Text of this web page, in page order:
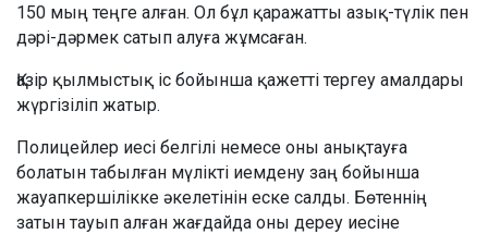
150 мың теңге алған. Ол бұл қаражатты азық-түлік пен
дәрі-дәрмек сатып алуға жұмсаған.
Қазір қылмыстық іс бойынша қажетті тергеу амалдары
жүргізіліп жатыр.
Полицейлер иесі белгілі немесе оны анықтауға
болатын табылған мүлікті иемдену заң бойынша
жауапкершілікке әкелетінін еске салды. Бөтеннің
затын тауып алған жағдайда оны дереу иесіне